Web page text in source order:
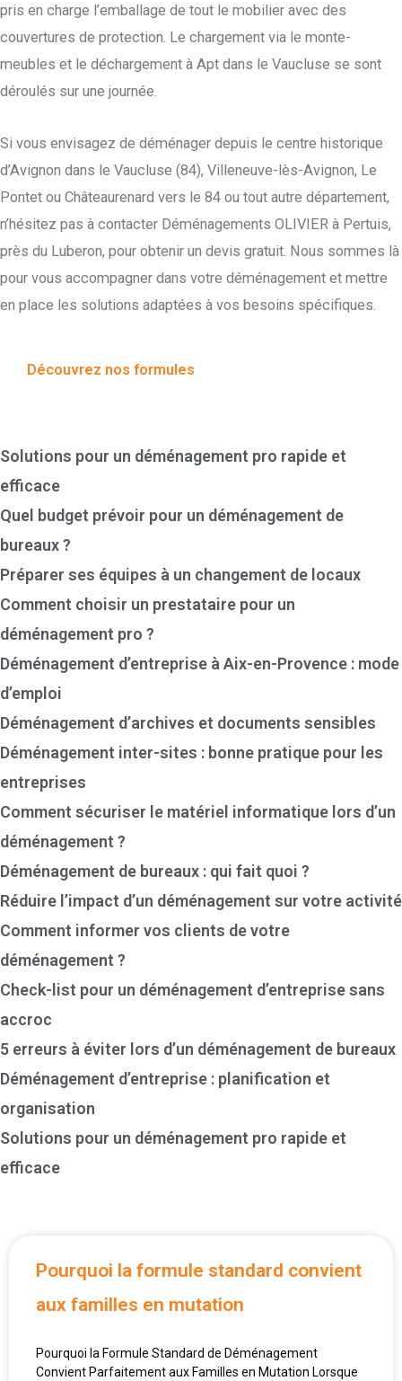
pris en charge l’emballage de tout le mobilier avec des
couvertures de protection. Le chargement via le monte-
meubles et le déchargement à Apt dans le Vaucluse se sont
déroulés sur une journée.
Si vous envisagez de déménager depuis le centre historique
d’Avignon dans le Vaucluse (84), Villeneuve-lès-Avignon, Le
Pontet ou Châteaurenard vers le 84 ou tout autre département,
n’hésitez pas à contacter Déménagements OLIVIER à Pertuis,
près du Luberon, pour obtenir un devis gratuit. Nous sommes là
pour vous accompagner dans votre déménagement et mettre
en place les solutions adaptées à vos besoins spécifiques.
Découvrez nos formules
Solutions pour un déménagement pro rapide et
efficace
Quel budget prévoir pour un déménagement de
bureaux ?
Préparer ses équipes à un changement de locaux
Comment choisir un prestataire pour un
déménagement pro ?
Déménagement d’entreprise à Aix-en-Provence : mode
d’emploi
Déménagement d’archives et documents sensibles
Déménagement inter-sites : bonne pratique pour les
entreprises
Comment sécuriser le matériel informatique lors d’un
déménagement ?
Déménagement de bureaux : qui fait quoi ?
Réduire l’impact d’un déménagement sur votre activité
Comment informer vos clients de votre
déménagement ?
Check-list pour un déménagement d’entreprise sans
accroc
5 erreurs à éviter lors d’un déménagement de bureaux
Déménagement d’entreprise : planification et
organisation
Solutions pour un déménagement pro rapide et
efficace
Pourquoi la formule standard convient
aux familles en mutation
Pourquoi la Formule Standard de Déménagement
Convient Parfaitement aux Familles en Mutation Lorsque